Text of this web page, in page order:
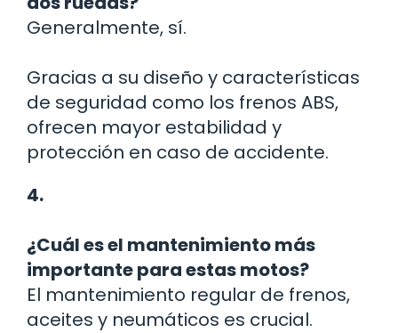
Generalmente, sí.
Gracias a su diseño y características
de seguridad como los frenos ABS,
ofrecen mayor estabilidad y
protección en caso de accidente.
4.
¿Cuál es el mantenimiento más
importante para estas motos?
El mantenimiento regular de frenos,
aceites y neumáticos es crucial.